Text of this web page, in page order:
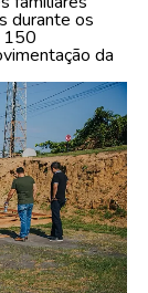
durante os
150
da